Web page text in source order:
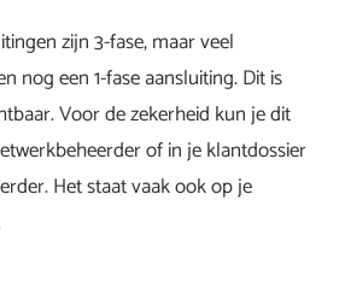
zijn 3-fase, maar veel
nog een 1-fase aansluiting. Dit is
Voor de zekerheid kun je dit
of in je klantdossier
Het staat vaak ook op je